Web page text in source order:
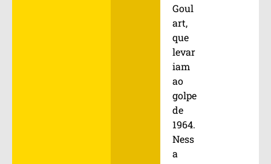
Goul
art,
que
levar
iam
ao
golpe
de
1964.
Ness
a